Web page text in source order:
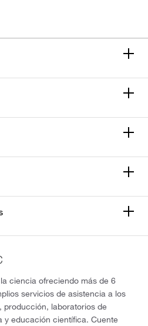
ciencia ofreciendo más de 6
servicios de asistencia a los
producción, laboratorios de
y educación científica. Cuente